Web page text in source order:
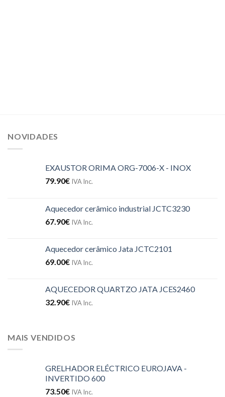
NOVIDADES
EXAUSTOR ORIMA ORG-7006-X - INOX
79.90€ IVA Inc.
Aquecedor cerâmico industrial JCTC3230
67.90€ IVA Inc.
Aquecedor cerâmico Jata JCTC2101
69.00€ IVA Inc.
AQUECEDOR QUARTZO JATA JCES2460
32.90€ IVA Inc.
MAIS VENDIDOS
GRELHADOR ELÉCTRICO EUROJAVA -
INVERTIDO 600
73.50€ IVA Inc.